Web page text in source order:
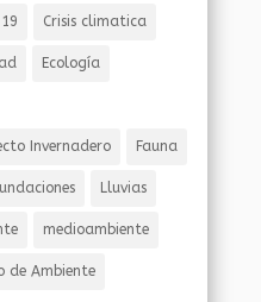
Crisis climatica
Ecología
Invernadero Fauna
Lluvias
medioambiente
de Ambiente